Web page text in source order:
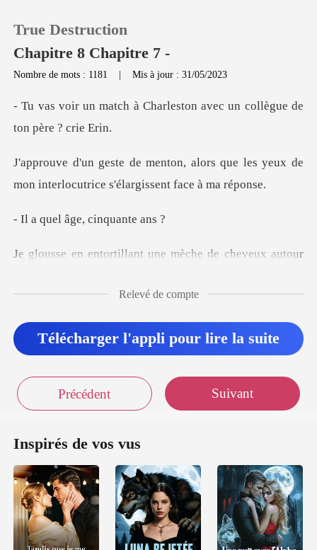
0
Historique
Déconnexion
True Destruction
Chapitre 8 Chapitre 7 -
Nombre de mots : 1181 |Mis à jour : 31/05/2023
Charleston avec un collèg
ors que les yeux de
mon interlocutr
l âge, cin
lant une mèche de chev
ans ?! s'excl
Relevé de compte
Télécharger l'appli pour lire la suite
Précédent Suivant
Inspirés de vos vus